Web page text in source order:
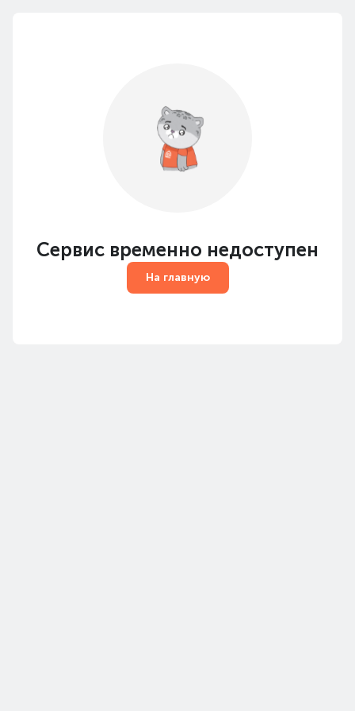
Сервис временно недоступен
На главную